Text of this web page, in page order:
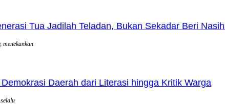
Tua Jadilah Teladan, Bukan Sekadar Beri
Daerah dari Literasi hingga Kritik Warga